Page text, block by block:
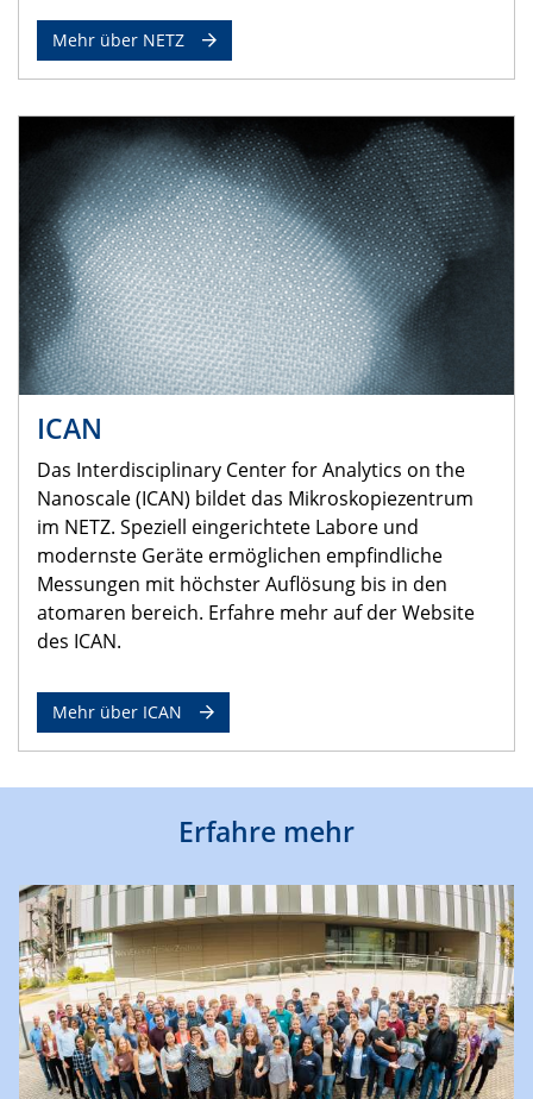
Mehr über NETZ
ICAN
Das Interdisciplinary Center for Analytics on the
Nanoscale (ICAN) bildet das Mikroskopiezentrum
im NETZ. Speziell eingerichtete Labore und
modernste Geräte ermöglichen empfindliche
Messungen mit höchster Auflösung bis in den
atomaren bereich. Erfahre mehr auf der Website
des ICAN.
Mehr über ICAN
Erfahre mehr